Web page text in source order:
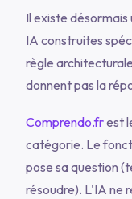
Il existe
IA construites
règle
donnent pas la
Comprendo.frest
catégorie. Le
pose sa question
résoudre). L'IA ne